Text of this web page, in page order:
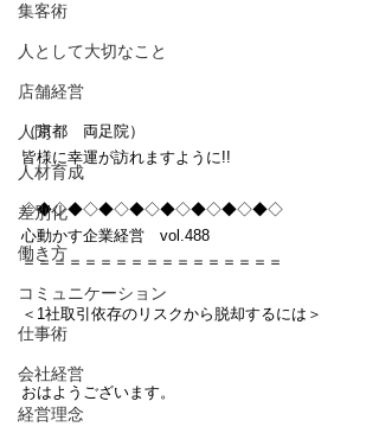
集客術
人として大切なこと
店舗経営
人間
人材育成
差別化
働き方
コミュニケーション
仕事術
会社経営
経営理念
（京都　両足院）
皆様に幸運が訪れますように!!
◇◆◇◆◇◆◇◆◇◆◇◆◇◆◇◆◇
心動かす企業経営　vol.488
＝＝＝＝＝＝＝＝＝＝＝＝＝＝＝＝＝
＜1社取引依存のリスクから脱却するには＞
おはようございます。